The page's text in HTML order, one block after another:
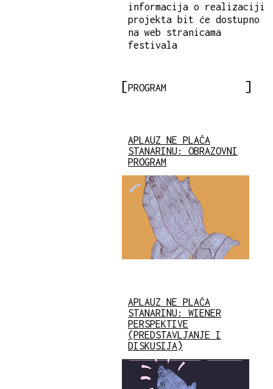
informacija o realizaciji
projekta bit će dostupno
na web stranicama
festivala
PROGRAM
APLAUZ NE PLAĆA
STANARINU: OBRAZOVNI
PROGRAM
APLAUZ NE PLAĆA
STANARINU: WIENER
PERSPEKTIVE
(PREDSTAVLJANJE I
DISKUSIJA)